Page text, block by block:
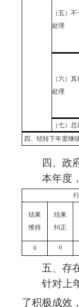
（五）不
处理
（六）其
处理
（七）总
四、结转下年度继
四、政
本年度
结果
维持
结果
纠正
0
0
五、存
针对上
了积极成效